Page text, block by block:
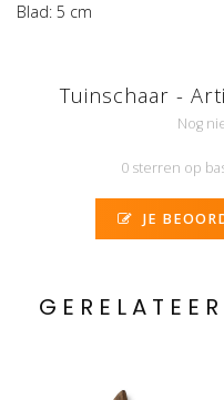
Blad: 5 cm
Tuinschaar -
Nog
0 sterren op
JE